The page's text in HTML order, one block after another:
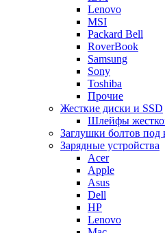
Lenovo
MSI
Packard Bell
RoverBook
Samsung
Sony
Toshiba
Прочие
Жесткие диски и SSD
Шлейфы
Заглушки болтов под
Зарядные устройства
Acer
Apple
Asus
Dell
HP
Lenovo